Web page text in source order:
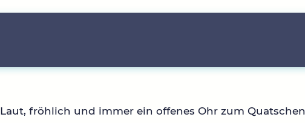
Laut, fröhlich und immer ein offenes Ohr zum Quatschen